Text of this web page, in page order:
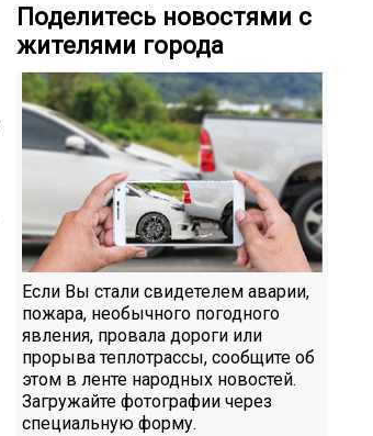
Поделитесь новостями с
жителями города
Если Вы стали свидетелем аварии,
пожара, необычного погодного
явления, провала дороги или
прорыва теплотрассы, сообщите об
этом в ленте народных новостей.
Загружайте фотографии через
специальную форму.